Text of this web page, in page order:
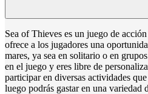
Sea of Thieves es un juego de
ofrece a los jugadores una
mares, ya sea en solitario o en
en el juego y eres libre de
participar en diversas actividades
luego podrás gastar en una variedad